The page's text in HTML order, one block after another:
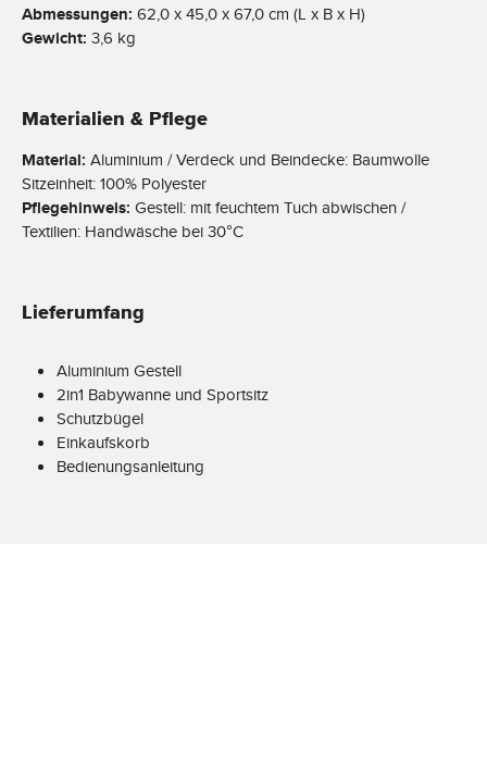
Abmessungen: 62,0 x 45,0 x 67,0 cm (L x B x H)
Gewicht: 3,6 kg
Materialien & Pflege
Material: Aluminium / Verdeck und Beindecke: Baumwolle
Sitzeinheit: 100% Polyester
Pflegehinweis: Gestell: mit feuchtem Tuch abwischen /
Textilien: Handwäsche bei 30°C
Lieferumfang
Aluminium Gestell
2in1 Babywanne und Sportsitz
Schutzbügel
Einkaufskorb
Bedienungsanleitung